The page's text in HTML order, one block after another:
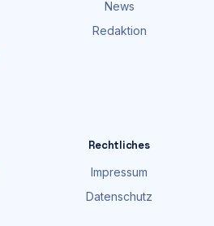
News
Redaktion
Rechtliches
Impressum
Datenschutz